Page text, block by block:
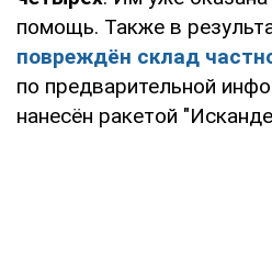
помощь. Также в
повреждён склад
по предварительной
нанесён ракетой